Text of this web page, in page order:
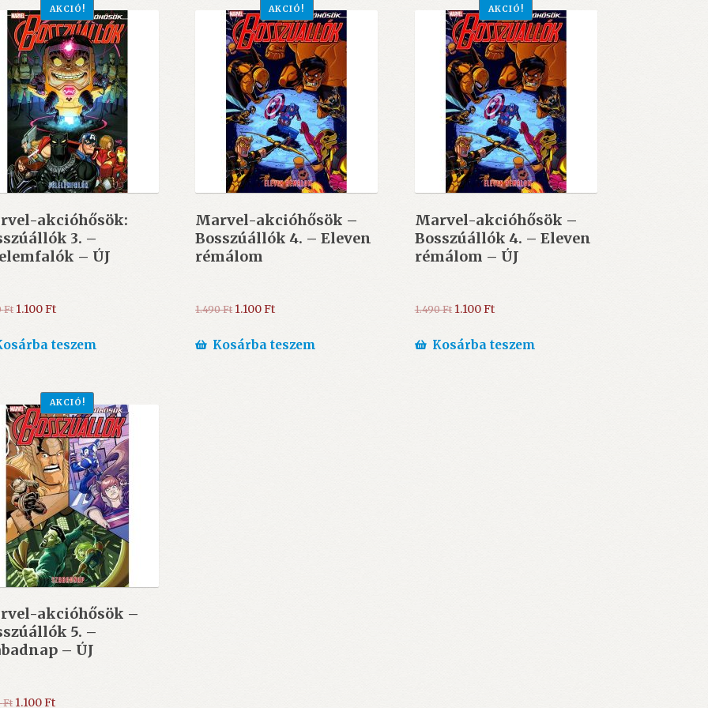
akcióhősök:
3. –
– ÚJ
AKCIÓ!
Ft Original
was:
1.100FtCurrent
is:
teszem
Marvel-akcióhősök –
Bosszúállók 4. – Eleven
rémálom
AKCIÓ!
1.490Ft Original
was:
1.100FtCurrent
is:
Kosárba teszem
Marvel-akcióhősök –
Bosszúállók 4. – Eleven
rémálom – ÚJ
AKCIÓ!
1.490Ft Original
was:
1.100FtCurrent
is:
Kosárba teszem
akcióhősök –
5. –
– ÚJ
AKCIÓ!
Ft Original
1.100FtCurrent